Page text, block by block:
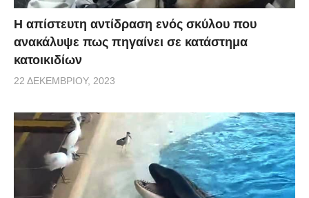
Η απίστευτη αντίδραση ενός σκύλου που
ανακάλυψε πως πηγαίνει σε κατάστημα
κατοικιδίων
22 ΔΕΚΕΜΒΡΊΟΥ, 2023